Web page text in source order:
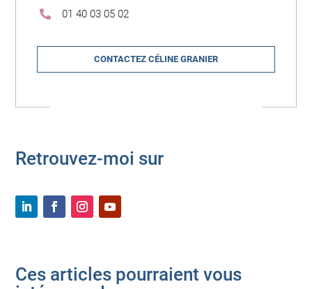
 01 40 03 05 02
CONTACTEZ CÉLINE GRANIER
Retrouvez-moi sur
Ces articles pourraient vous